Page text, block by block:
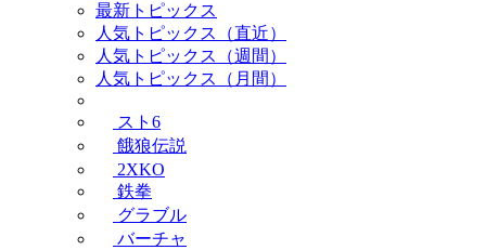
最新トピックス
人気トピックス（直近）
人気トピックス（週間）
人気トピックス（月間）
スト6
餓狼伝説
2XKO
鉄拳
グラブル
バーチャ